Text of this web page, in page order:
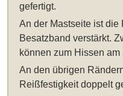
gefertigt.
An der Mastseite ist
Besatzband verstärkt.
können zum Hissen
An den übrigen
Reißfestigkeit doppelt